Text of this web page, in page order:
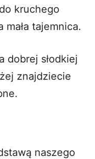
kruchego
tajemnica.
dobrej słodkiej
znajdziecie
naszego